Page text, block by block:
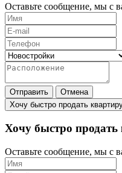
Оставьте сообщение, мы с
Отправить
Отмена
Хочу быстро продать
Хочу быстро продать
Оставьте сообщение, мы с